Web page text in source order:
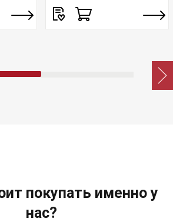
покупать именно у
нас?